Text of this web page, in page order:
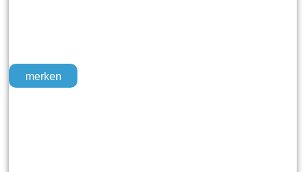
merken